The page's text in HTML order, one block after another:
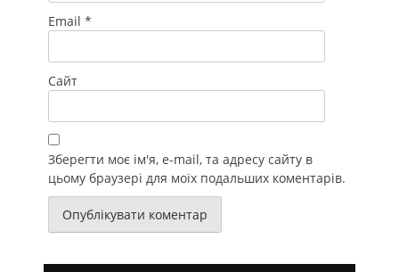
Email *
Сайт
Зберегти моє ім'я, e-mail, та адресу сайту в
цьому браузері для моїх подальших коментарів.